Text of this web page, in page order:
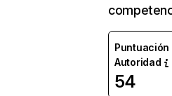
Puntuación
Autoridad
54